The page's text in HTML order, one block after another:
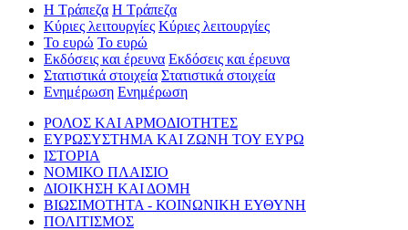
Η Τράπεζα Η Τράπεζα
Κύριες λειτουργίες Κύριες λειτουργίες
Το ευρώ Το ευρώ
Εκδόσεις και έρευνα Εκδόσεις και έρευνα
Στατιστικά στοιχεία Στατιστικά στοιχεία
Ενημέρωση Ενημέρωση
ΡΟΛΟΣ ΚΑΙ ΑΡΜΟΔΙΟΤΗΤΕΣ
ΕΥΡΩΣΥΣΤΗΜΑ ΚΑΙ ΖΩΝΗ ΤΟΥ ΕΥΡΩ
ΙΣΤΟΡΙΑ
ΝΟΜΙΚΟ ΠΛΑΙΣΙΟ
ΔΙΟΙΚΗΣΗ ΚΑΙ ΔΟΜΗ
ΒΙΩΣΙΜΟΤΗΤΑ - ΚΟΙΝΩΝΙΚΗ ΕΥΘΥΝΗ
ΠΟΛΙΤΙΣΜΟΣ